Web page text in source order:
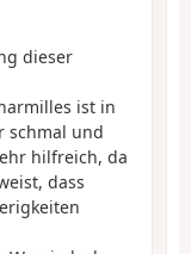
dieser
ist in
schmal und
hilfreich, da
dass